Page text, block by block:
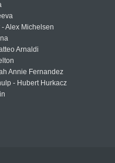
Alex Michelsen
Arnaldi
Annie Fernandez
- Hubert Hurkacz